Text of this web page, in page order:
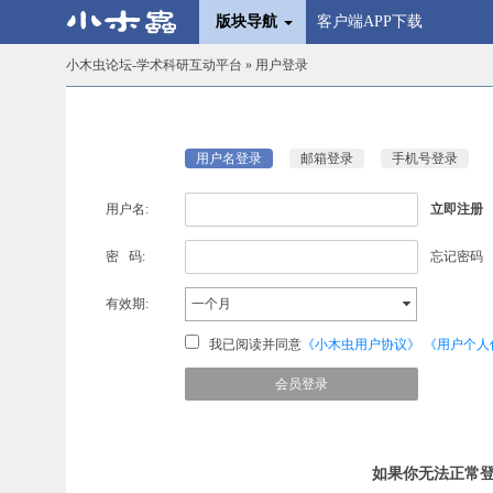
版块导航 客户端APP下载
小木虫论坛-学术科研互动平台 » 用户登录
用户名登录 邮箱登录 手机号登录
用户名: 立即注册
密 码: 忘记密码
有效期: 一个月
我已阅读并同意《小木虫用户协议》 《用户个
如果你无法正常